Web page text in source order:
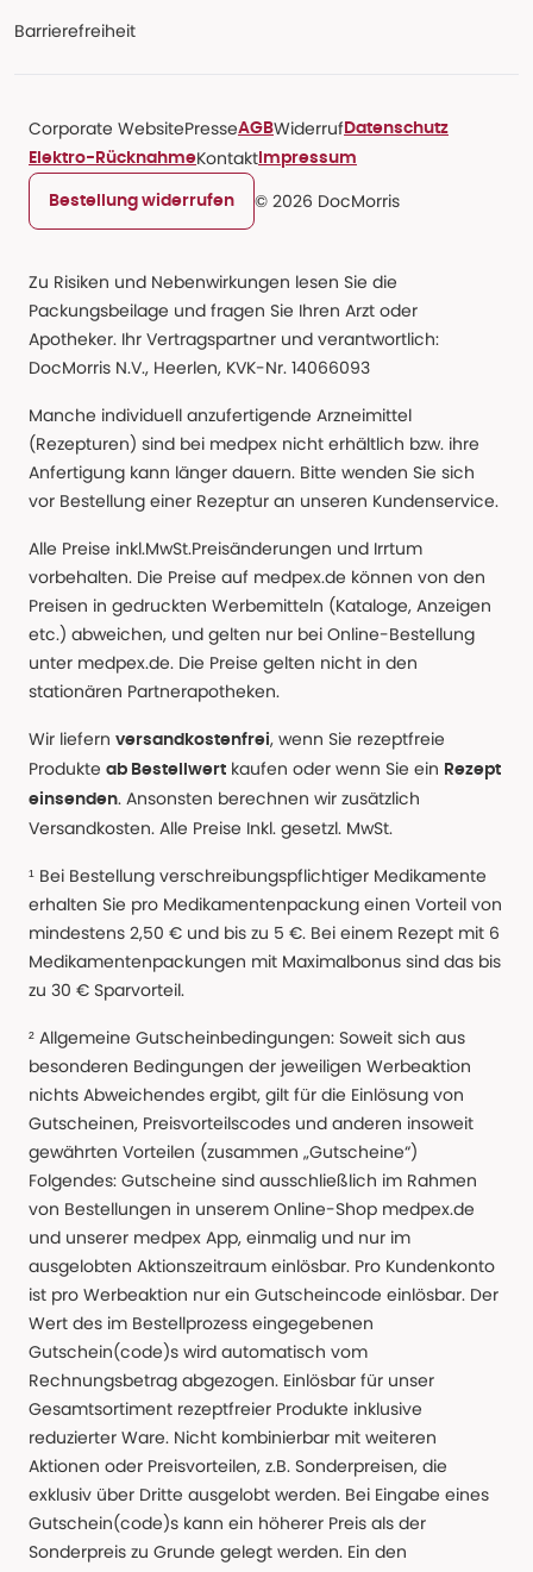
Barrierefreiheit
Corporate WebsitePresseAGBWiderruf Datenschutz
Elektro-RücknahmeKontakt Impressum
Bestellung widerrufen © 2026 DocMorris
Zu Risiken und Nebenwirkungen lesen Sie die
Packungsbeilage und fragen Sie Ihren Arzt oder
Apotheker. Ihr Vertragspartner und verantwortlich:
DocMorris N.V., Heerlen, KVK-Nr. 14066093
Manche individuell anzufertigende Arzneimittel
(Rezepturen) sind bei medpex nicht erhältlich bzw. ihre
Anfertigung kann länger dauern. Bitte wenden Sie sich
vor Bestellung einer Rezeptur an unseren Kundenservice.
Alle Preise inkl.MwSt.Preisänderungen und Irrtum
vorbehalten. Die Preise auf medpex.de können von den
Preisen in gedruckten Werbemitteln (Kataloge, Anzeigen
etc.) abweichen, und gelten nur bei Online-Bestellung
unter medpex.de. Die Preise gelten nicht in den
stationären Partnerapotheken.
Wir liefern versandkostenfrei, wenn Sie rezeptfreie
Produkte ab Bestellwert kaufen oder wenn Sie ein Rezept
einsenden. Ansonsten berechnen wir zusätzlich
Versandkosten. Alle Preise Inkl. gesetzl. MwSt.
¹ Bei Bestellung verschreibungspflichtiger Medikamente
erhalten Sie pro Medikamentenpackung einen Vorteil von
mindestens 2,50 € und bis zu 5 €. Bei einem Rezept mit 6
Medikamentenpackungen mit Maximalbonus sind das bis
zu 30 € Sparvorteil.
² Allgemeine Gutscheinbedingungen: Soweit sich aus
besonderen Bedingungen der jeweiligen Werbeaktion
nichts Abweichendes ergibt, gilt für die Einlösung von
Gutscheinen, Preisvorteilscodes und anderen insoweit
gewährten Vorteilen (zusammen „Gutscheine“)
Folgendes: Gutscheine sind ausschließlich im Rahmen
von Bestellungen in unserem Online-Shop medpex.de
und unserer medpex App, einmalig und nur im
ausgelobten Aktionszeitraum einlösbar. Pro Kundenkonto
ist pro Werbeaktion nur ein Gutscheincode einlösbar. Der
Wert des im Bestellprozess eingegebenen
Gutschein(code)s wird automatisch vom
Rechnungsbetrag abgezogen. Einlösbar für unser
Gesamtsortiment rezeptfreier Produkte inklusive
reduzierter Ware. Nicht kombinierbar mit weiteren
Aktionen oder Preisvorteilen, z.B. Sonderpreisen, die
exklusiv über Dritte ausgelobt werden. Bei Eingabe eines
Gutschein(code)s kann ein höherer Preis als der
Sonderpreis zu Grunde gelegt werden. Ein den